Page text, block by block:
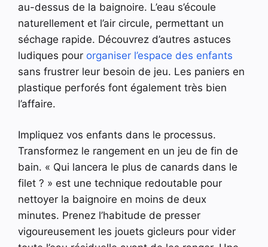
au-dessus de la baignoire. L’eau s’écoule
naturellement et l’air circule, permettant un
séchage rapide. Découvrez d’autres astuces
ludiques pour organiser l’espace des enfants
sans frustrer leur besoin de jeu. Les paniers en
plastique perforés font également très bien
l’affaire.
Impliquez vos enfants dans le processus.
Transformez le rangement en un jeu de fin de
bain. « Qui lancera le plus de canards dans le
filet ? » est une technique redoutable pour
nettoyer la baignoire en moins de deux
minutes. Prenez l’habitude de presser
vigoureusement les jouets gicleurs pour vider